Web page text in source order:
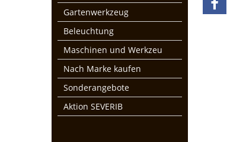
Gartenwerkzeug
Beleuchtung
Maschinen und Werkzeu
Nach Marke kaufen
Sonderangebote
Aktion SEVERIB